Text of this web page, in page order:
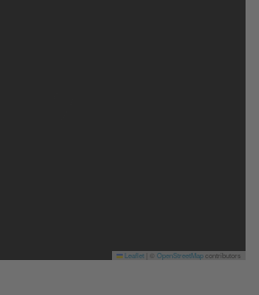
Leaflet OpenStreetMapcontributors